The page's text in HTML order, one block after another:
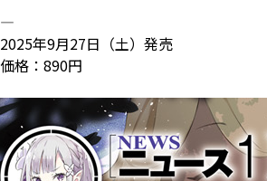
―――――――――――――
2025年9月27日（土）発売
価格：890円